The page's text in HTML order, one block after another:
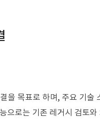
을 목표로 하며, 주요 기
으로는 기존 레거시 검토